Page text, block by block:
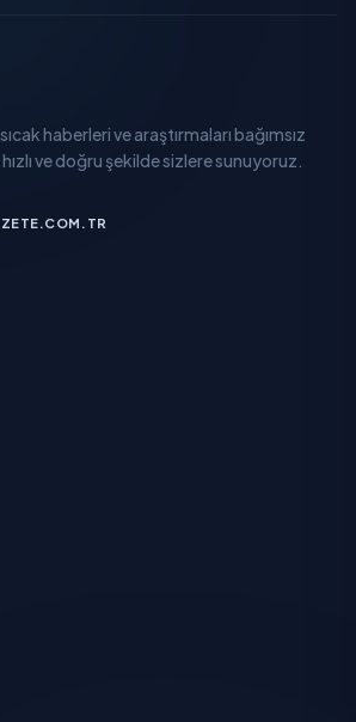
haberleri ve araştırmaları bağımsız
ve doğru şekilde sizlere sunuyoruz.